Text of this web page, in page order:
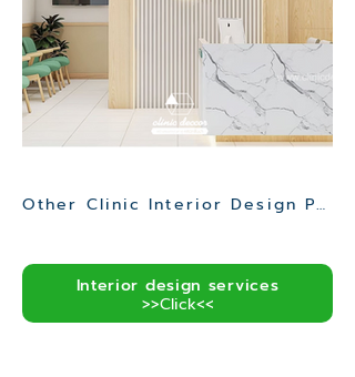
Other Clinic Interior Design Project>>
Interior design services
>>Click<<